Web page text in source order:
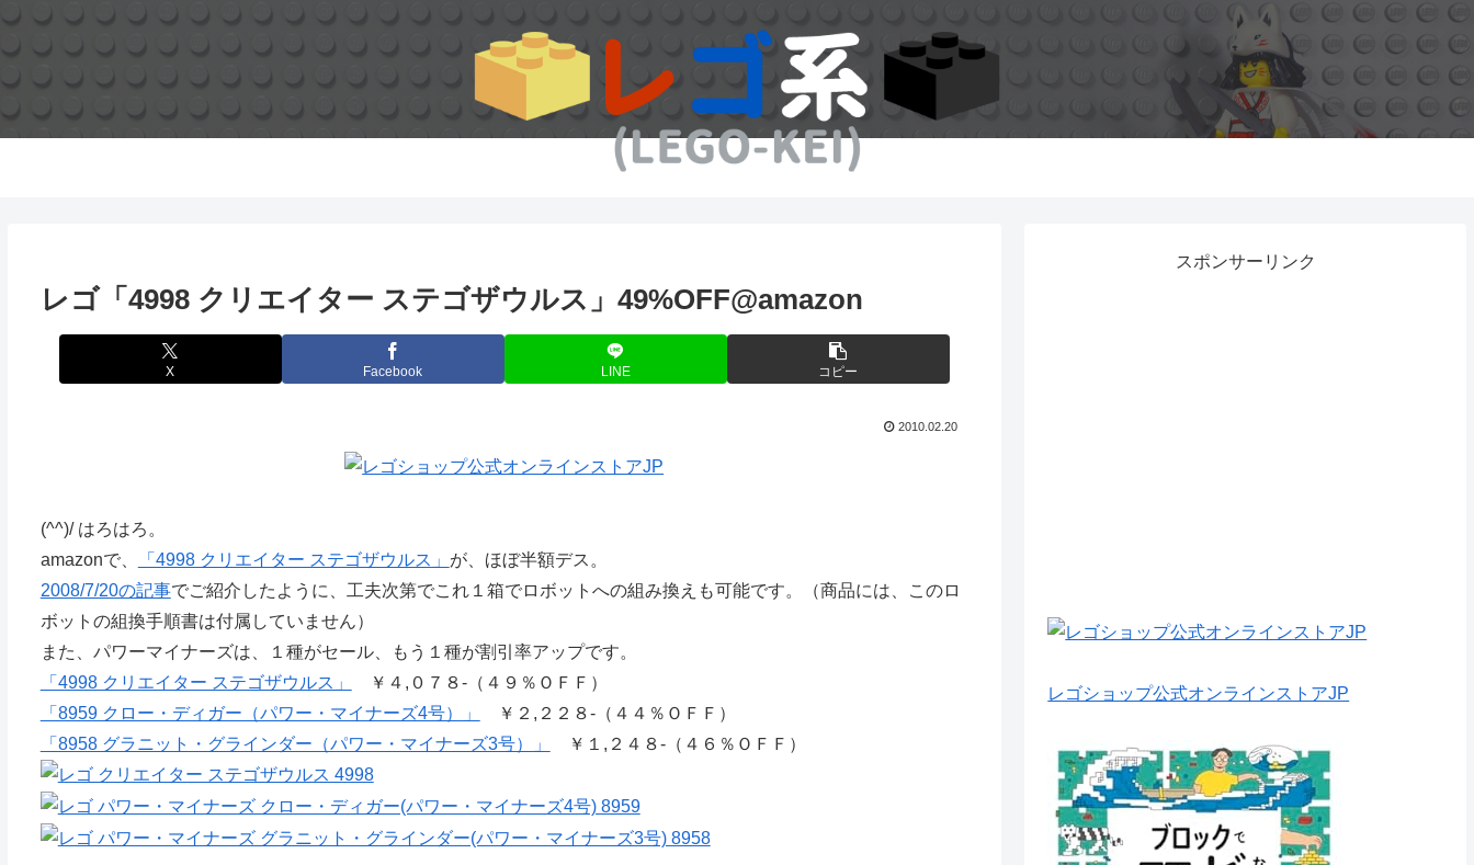
レゴ「4998 クリエイター ステゴザウルス」49%OFF@amazon
X Facebook LINE コピー
2010.02.20
(^^)/ はろはろ。
amazonで、
「4998 クリエイター ステゴザウルス」 が、ほぼ半額デス。
2008/7/20の記事でご紹介したように、工夫次第でこれ１箱でロボットへの組み換えも可能です。（商品には、このロ
ボットの組換手順書は付属していません）
また、パワーマイナーズは、１種がセール、もう１種が割引率アップです。
「4998 クリエイター ステゴザウルス」
￥４,０７８-（４９％ＯＦＦ）
「8959 クロー・ディガー（パワー・マイナーズ4号）」
￥２,２２８-（４４％ＯＦＦ）
「8958 グラニット・グラインダー（パワー・マイナーズ3号）」
￥１,２４８-（４６％ＯＦＦ）
スポンサーリンク
レゴショップ公式オンラインストアJP